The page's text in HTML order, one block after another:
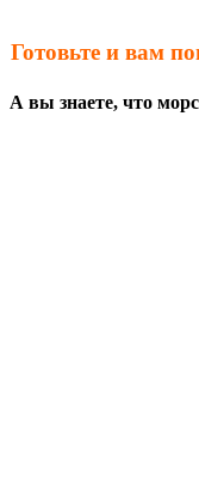
Готовьте и вам
А вы знаете, что